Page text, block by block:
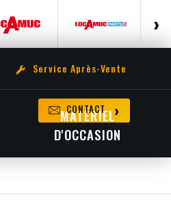
Service Après-Vente
CONTACT
MATÉRIEL
D'OCCASION